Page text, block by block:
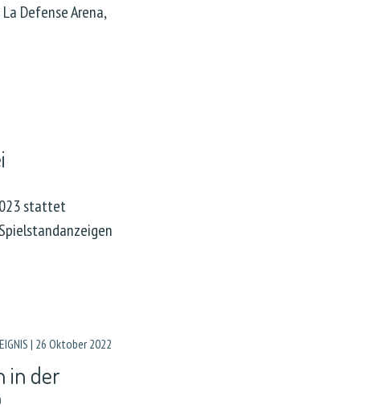
Defense Arena,
stattet
| 26 Oktober 2022
in der